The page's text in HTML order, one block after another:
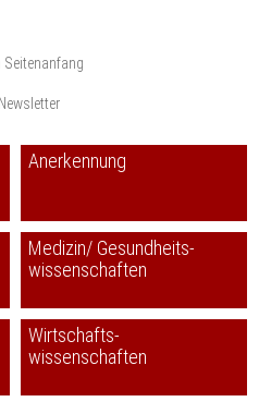
Seitenanfang
Newsletter
Anerkennung
Medizin/ Gesundheits-
wissenschaften
Wirtschafts-
wissenschaften